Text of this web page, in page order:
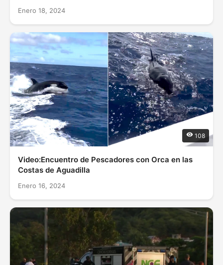
Enero 18, 2024
108
Video:Encuentro de Pescadores con Orca en las
Costas de Aguadilla
Enero 16, 2024